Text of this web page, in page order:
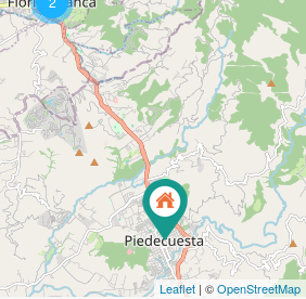
Leaflet | ©OpenStreetMap